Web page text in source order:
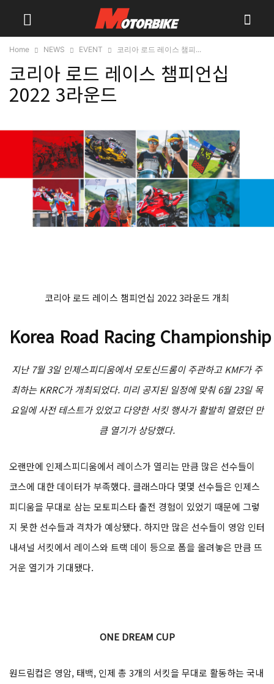
Home NEWS EVENT 코리아 로드 레이스 챔피...
코리아 로드 레이스 챔피언십
2022 3라운드
코리아 로드 레이스 챔피언십 2022 3라운드 개최
Korea Road Racing
지난 7월 3일 인제스피디움에서 모토신드롬이 주관하고 KMF가 주
최하는 KRRC가 개최되었다. 미리 공지된 일정에 맞춰 6월 23일 목
요일에 사전 테스트가 있었고 다양한 서킷 행사가 활발히 열렸던 만
큼 열기가 상당했다.
오랜만에 인제스피디움에서 레이스가 열리는 만큼 많은 선수들이
코스에 대한 데이터가 부족했다. 클래스마다 몇몇 선수들은 인제스
피디움을 무대로 삼는 모토피스타 출전 경험이 있었기 때문에 그렇
지 못한 선수들과 격차가 예상됐다. 하지만 많은 선수들이 영암 인터
내셔널 서킷에서 레이스와 트랙 데이 등으로 폼을 올려놓은 만큼 뜨
거운 열기가 기대됐다.
ONE DREAM CUP
원드림컵은 영암, 태백, 인제 총 3개의 서킷을 무대로 활동하는 국내